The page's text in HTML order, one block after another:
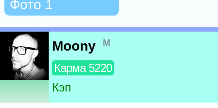
Фото 1
Moony м
Карма 5220
Кэп